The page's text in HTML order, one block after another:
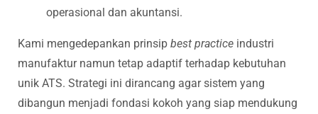
operasional dan akuntansi.
Kami mengedepankan prinsip best practice industri
manufaktur namun tetap adaptif terhadap kebutuhan
unik ATS. Strategi ini dirancang agar sistem yang
dibangun menjadi fondasi kokoh yang siap mendukung